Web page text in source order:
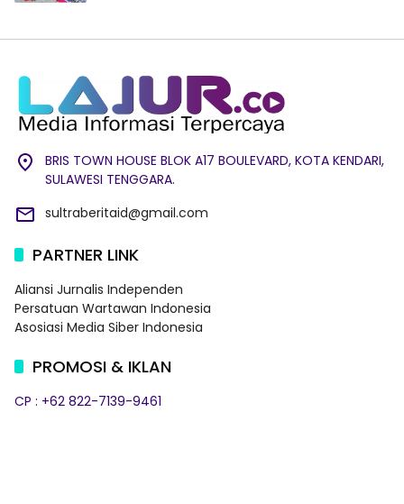
BRIS TOWN HOUSE BLOK A17 BOULEVARD, KOTA KENDARI,
SULAWESI TENGGARA.
sultraberitaid@gmail.com
PARTNER LINK
Aliansi Jurnalis Independen
Persatuan Wartawan Indonesia
Asosiasi Media Siber Indonesia
PROMOSI & IKLAN
CP : +62 822-7139-9461